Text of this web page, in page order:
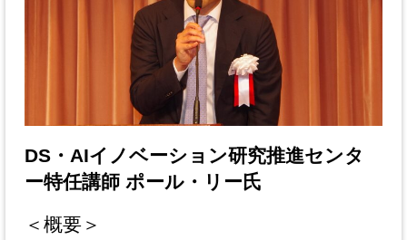
DS・AIイノベーション研究推進センタ
ー特任講師 ポール・リー氏
＜概要＞